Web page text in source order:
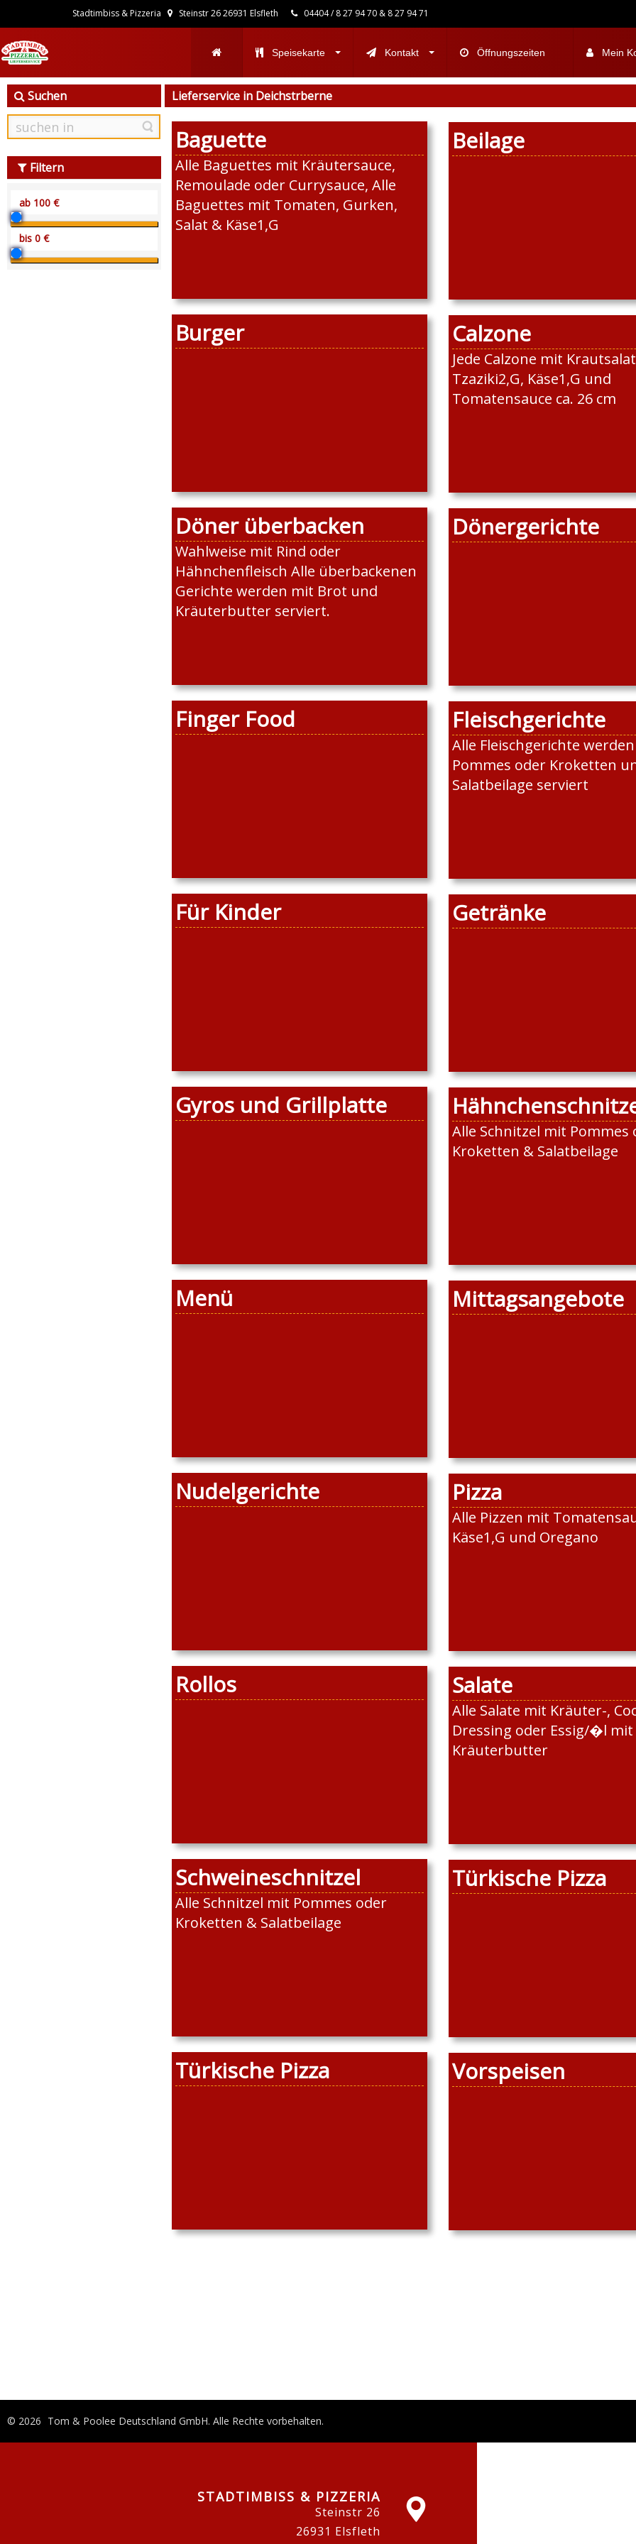
Stadtimbiss & Pizzeria Steinstr 26 26931 Elsfleth 04404 / 8 27 94 70 & 8 27 94 71
Speisekarte Kontakt Öffnungszeiten Mein
Suchen
Filtern
Lieferservice in Deichstrberne
Baguette
Alle Baguettes mit Kräutersauce,
Remoulade oder Currysauce, Alle
Baguettes mit Tomaten, Gurken,
Salat & Käse1,G
Beilage
Burger Calzone
Jede Calzone mit
Tzaziki2,G, Käse1,G und
Tomatensauce ca. 26 cm
Döner überbacken
Wahlweise mit Rind oder
Hähnchenfleisch Alle überbackenen
Gerichte werden mit Brot und
Kräuterbutter serviert.
Dönergerichte
Finger Food Fleischgerichte
Alle Fleischgerichte
Pommes oder Kroketten
Salatbeilage serviert
Für Kinder Getränke
Gyros und Grillplatte
Alle Schnitzel mit Pommes
Kroketten & Salatbeilage
Menü Mittagsangebote
Nudelgerichte Pizza
Alle Pizzen mit
Käse1,G und Oregano
Rollos Salate
Alle Salate mit Kräuter-,
Dressing oder Essig/�l
Kräuterbutter
Schweineschnitzel
Alle Schnitzel mit Pommes oder
Kroketten & Salatbeilage
Türkische Pizza
Türkische Pizza Vorspeisen
© 2026 Tom & Poolee Deutschland GmbH. Alle Rechte vorbehalten.
STADTIMBISS & PIZZERIA
Steinstr 26
26931 Elsfleth